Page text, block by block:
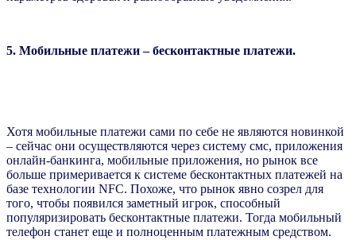
5. Мобильные платежи – бесконтактные платежи.
Хотя мобильные платежи сами по себе не являются новинкой
– сейчас они осуществляются через систему смс, приложения
онлайн-банкинга, мобильные приложения, но рынок все
больше примеривается к системе бесконтактных платежей на
базе технологии NFC. Похоже, что рынок явно созрел для
того, чтобы появился заметный игрок, способный
популяризировать бесконтактные платежи. Тогда мобильный
телефон станет еще и полноценным платежным средством.